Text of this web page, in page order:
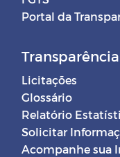
Portal da
Transparência
Licitações
Glossário
Relatório
Solicitar
Acompanhe sua